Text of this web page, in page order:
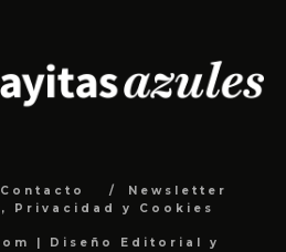
Contacto
Newsletter
Privacidad y Cookies
| Diseño Editorial y